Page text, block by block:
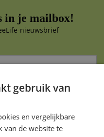
in je mailbox!
nieuwsbrief
niet gedeeld met anderen
gebruik van
en vergelijkbare
van de website te